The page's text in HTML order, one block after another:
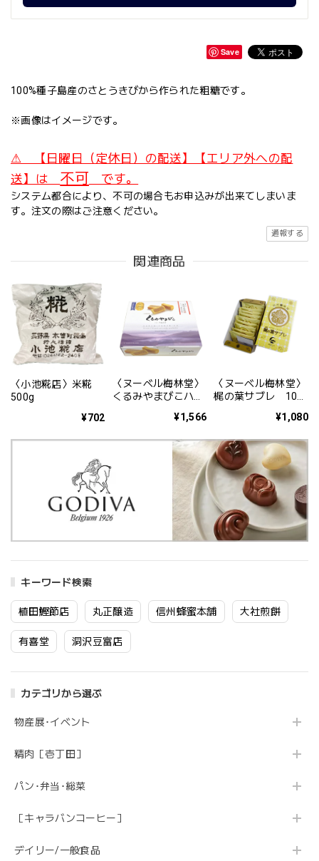
キーワード検索
植田鰹節店 丸正醸造 信州蜂蜜本舗 大社煎餅
有喜堂 洞沢豆富店
カテゴリから選ぶ
物産展･イベント
精肉［壱丁田］
パン･弁当･総菜
［キャラバンコーヒー］
デイリー/一般食品
Save
100%種子島産のさとうきびから作られた粗糖です。
※画像はイメージです。
⚠ 【日曜日（定休日）の配送】【エリア外への配
送】は 不可 です。
システム都合により、不可の場合もお申込みが出来てしまいま
す。注文の際はご注意ください。
通報する
関連商品
〈小池糀店〉米糀
500g
¥702
〈ヌーベル梅林堂〉
くるみやまびこハー
¥1,566
〈ヌーベル梅林堂〉
梶の葉サブレ 10枚
¥1,080